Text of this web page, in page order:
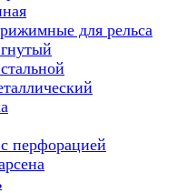
для рельса
перфорацией